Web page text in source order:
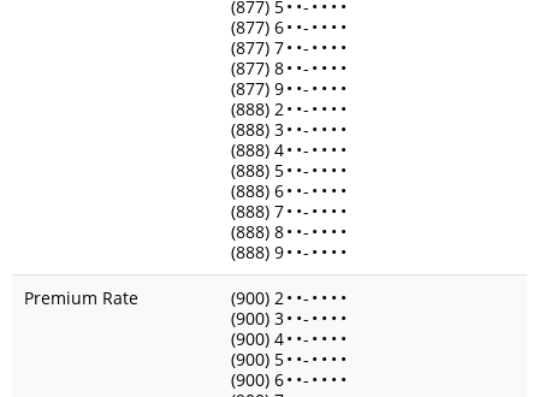
(877) 5• •- • • • •
(877) 6• •- • • • •
(877) 7• •- • • • •
(877) 8• •- • • • •
(877) 9• •- • • • •
(888) 2• •- • • • •
(888) 3• •- • • • •
(888) 4• •- • • • •
(888) 5• •- • • • •
(888) 6• •- • • • •
(888) 7• •- • • • •
(888) 8• •- • • • •
(888) 9• •- • • • •
Premium Rate
(900) 2• •- • • • •
(900) 3• •- • • • •
(900) 4• •- • • • •
(900) 5• •- • • • •
(900) 6• •- • • • •